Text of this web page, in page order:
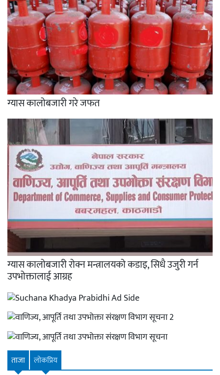
ग्यास कालोबजारी गरे जफत
ग्यास कालोबजारी रोक्न मन्त्रालयको कडाइ, सिधै उजुरी गर्न
उपभोक्तालाई आग्रह
ताजा लाेकप्रिय